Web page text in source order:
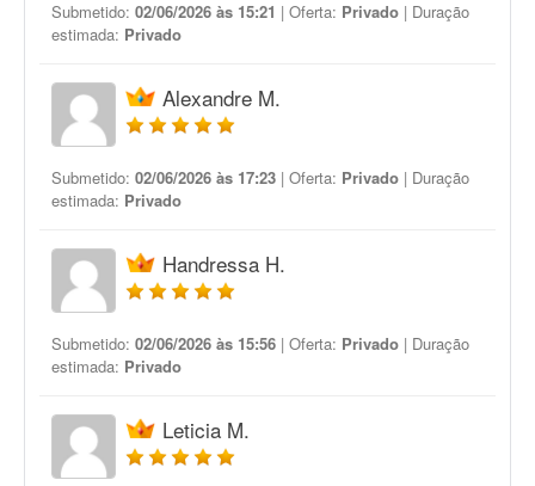
Submetido: 02/06/2026 às 15:21 | Oferta: Privado | Duração
estimada: Privado
Alexandre M.
Submetido: 02/06/2026 às 17:23 | Oferta: Privado | Duração
estimada: Privado
Handressa H.
Submetido: 02/06/2026 às 15:56 | Oferta: Privado | Duração
estimada: Privado
Leticia M.